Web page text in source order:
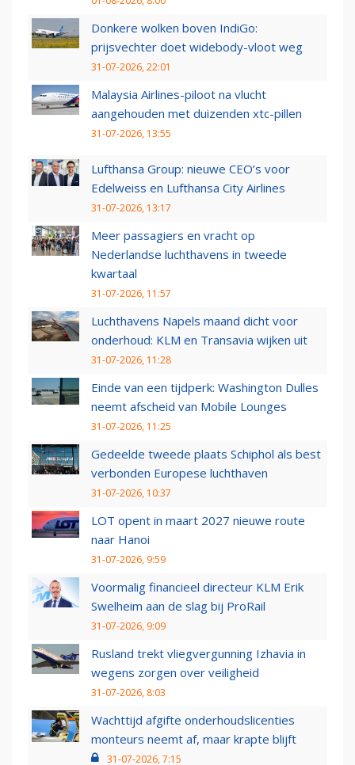
Donkere wolken boven IndiGo:
prijsvechter doet widebody-vloot weg
31-07-2026, 22:01
Malaysia Airlines-piloot na vlucht
aangehouden met duizenden xtc-pillen
31-07-2026, 13:55
Lufthansa Group: nieuwe CEO’s voor
Edelweiss en Lufthansa City Airlines
31-07-2026, 13:17
Meer passagiers en vracht op
Nederlandse luchthavens in tweede
kwartaal
31-07-2026, 11:57
Luchthavens Napels maand dicht voor
onderhoud: KLM en Transavia wijken uit
31-07-2026, 11:28
Einde van een tijdperk: Washington Dulles
neemt afscheid van Mobile Lounges
31-07-2026, 11:25
Gedeelde tweede plaats Schiphol als best
verbonden Europese luchthaven
31-07-2026, 10:37
LOT opent in maart 2027 nieuwe route
naar Hanoi
31-07-2026, 9:59
Voormalig financieel directeur KLM Erik
Swelheim aan de slag bij ProRail
31-07-2026, 9:09
Rusland trekt vliegvergunning Izhavia in
wegens zorgen over veiligheid
31-07-2026, 8:03
Wachttijd afgifte onderhoudslicenties
monteurs neemt af, maar krapte blijft
31-07-2026, 7:15